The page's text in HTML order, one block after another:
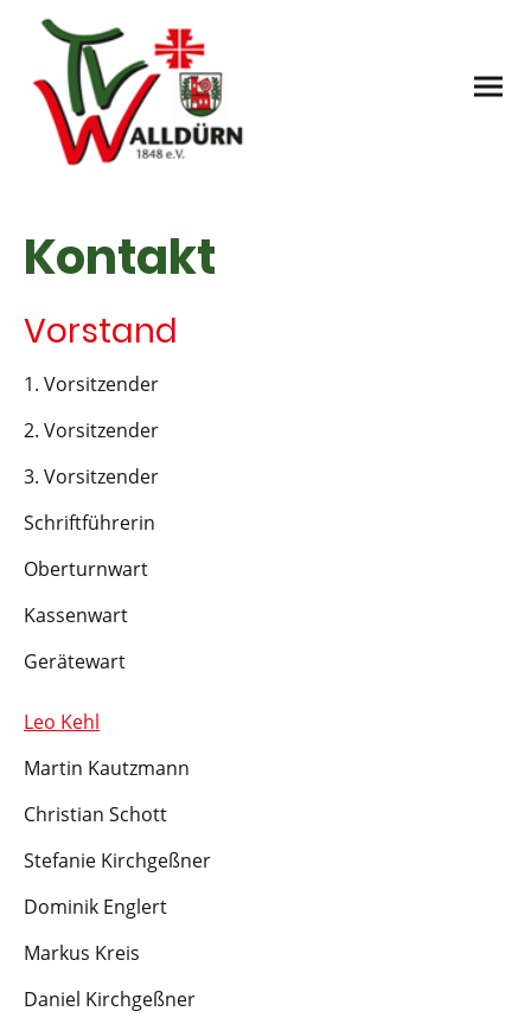
Kontakt
Vorstand
1. Vorsitzender
2. Vorsitzender
3. Vorsitzender
Schriftführerin
Oberturnwart
Kassenwart
Gerätewart
Leo Kehl
Martin Kautzmann
Christian Schott
Stefanie Kirchgeßner
Dominik Englert
Markus Kreis
Daniel Kirchgeßner